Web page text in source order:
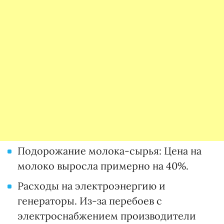
Подорожание молока-сырья: Цена на
молоко выросла примерно на 40%.
Расходы на электроэнергию и
генераторы. Из-за перебоев с
электроснабжением производители